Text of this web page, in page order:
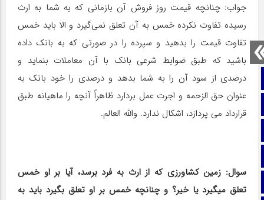
صفحه نخست
تماس با ما
اینستاگرام
جواب: چنانچه قیمت روز فروش آن بازمانی که به شما به ارث
رسیده تفاوت نکرده خمس به آن تعلق نمی‌گیرد و الا باید خمس
تفاوت قیمت را بدهید و سپرده را در صورتی که به بانک داده
باشید که طبق ضوابط شرعی بانک با آن معاملات بنماید و
درصدی از سود آن را به شما بدهد و درصدی را خود بانک به
عنوان حق الزحمه و اجرت عمل بردارد ظاهراً آنچه را ماهیانه طبق
قرارداد می ‎پردازد، اشکال ندارد. والله العالم.
سوال: زمین کشاورزی که از ارث به فرد برسد، آیا بر او خمس
تعلق می‎گیرد یا خیر؟ و چنانچه خمس بر او تعلق بگیرد باید به